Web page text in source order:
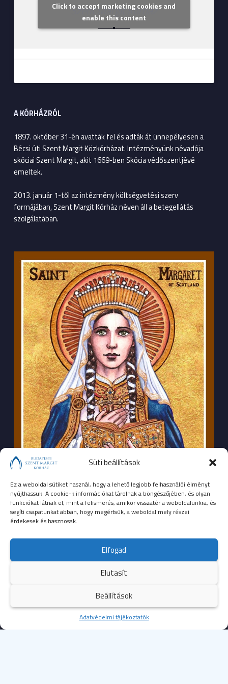
Süti beállítások
Ez a weboldal sütiket használ, hogy a lehető legjobb felhasználói élményt
nyújthassuk. A cookie-k információkat tárolnak a böngészőjében, és olyan
funkciókat látnak el, mint a felismerés, amikor visszatér a weboldalunkra, és
segíti csapatunkat abban, hogy megértsük, a weboldal mely részei
érdekesek és hasznosak.
Elfogad
Elutasít
Beállítások
Adatvédelmi tájékoztatók
Kezdőoldal
Szent Margit Kórház
Click to accept marketing cookies and
enable this content
A KÓRHÁZRÓL
1897. október 31-én avatták fel és adták át ünnepélyesen a
Bécsi úti Szent Margit Közkórházat. Intézményünk névadója
skóciai Szent Margit, akit 1669-ben Skócia védőszentjévé
emeltek.
2013. január 1-től az intézmény költségvetési szerv
formájában, Szent Margit Kórház néven áll a betegellátás
szolgálatában.
SEGÉLYHÍVÓSZÁMOK
104mentők
107rendőrség